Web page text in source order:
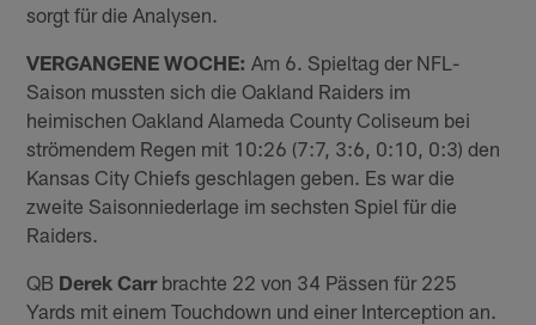
sorgt für die Analysen.
VERGANGENE WOCHE: Am 6. Spieltag der NFL-
Saison mussten sich die Oakland Raiders im
heimischen Oakland Alameda County Coliseum bei
strömendem Regen mit 10:26 (7:7, 3:6, 0:10, 0:3) den
Kansas City Chiefs geschlagen geben. Es war die
zweite Saisonniederlage im sechsten Spiel für die
Raiders.
QB Derek Carrbrachte 22 von 34 Pässen für 225
Yards mit einem Touchdown und einer Interception an.